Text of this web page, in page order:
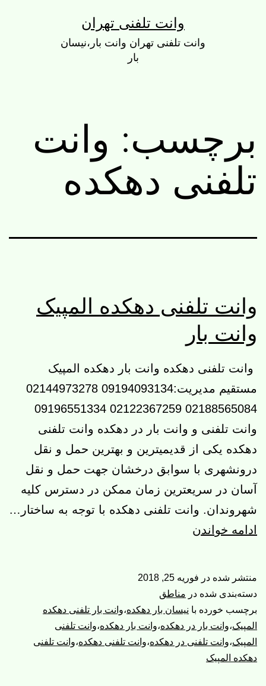
وانت تلفنی تهران
وانت تلفنی تهران وانت بار،نیسان
بار
برچسب: وانت
تلفنی دهکده
وانت تلفنی دهکده المپیک
وانت بار
وانت تلفنی دهکده وانت بار دهکده المپیک
مستقیم مدیریت:09194093134 02144973278
02188565084 02122367259 09196551334
وانت تلفنی و وانت بار در دهکده وانت تلفنی
دهکده یکی از قدیمیترین و بهترین حمل و نقل
درونشهری با سوابق درخشان جهت حمل و نقل
آسان در سریعترین زمان ممکن در دسترس کلیه
شهروندان. وانت تلفنی دهکده با توجه به ساختار…
ادامه خواندن
المپیک
وانت
بار
منتشر شده در فوریه 25, 2018
دسته‌بندی شده در مناطق
برچسب خورده با نیسان بار دهکده،وانت بار تلفنی دهکده
المپیک،وانت بار در دهکده،وانت بار دهکده،وانت تلفنی
المپیک،وانت تلفنی در دهکده،وانت تلفنی دهکده،وانت تلفنی
دهکده المپیک